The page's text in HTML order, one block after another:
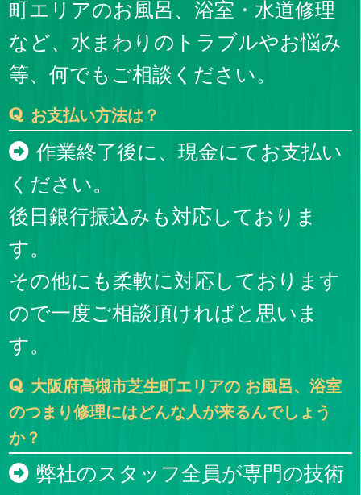
町エリアのお風呂、浴室・水道修理
など、水まわりのトラブルやお悩み
等、何でもご相談ください。
お支払い方法は？
作業終了後に、現金にてお支払い
ください。
後日銀行振込みも対応しておりま
す。
その他にも柔軟に対応しております
ので一度ご相談頂ければと思いま
す。
大阪府高槻市芝生町エリアの お風呂、浴室
のつまり修理にはどんな人が来るんでしょう
か？
弊社のスタッフ全員が専門の技術